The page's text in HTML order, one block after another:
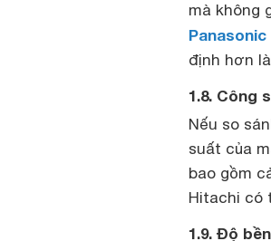
mà không
Panasonic
định hơn
1.8. Công
Nếu so
suất của
bao gồm
Hitachi có
1.9. Độ